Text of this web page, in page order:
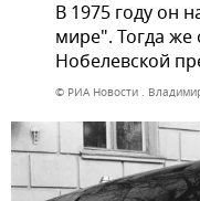
В 1975 году он
мире". Тогда же
Нобелевской
© РИА Новости .